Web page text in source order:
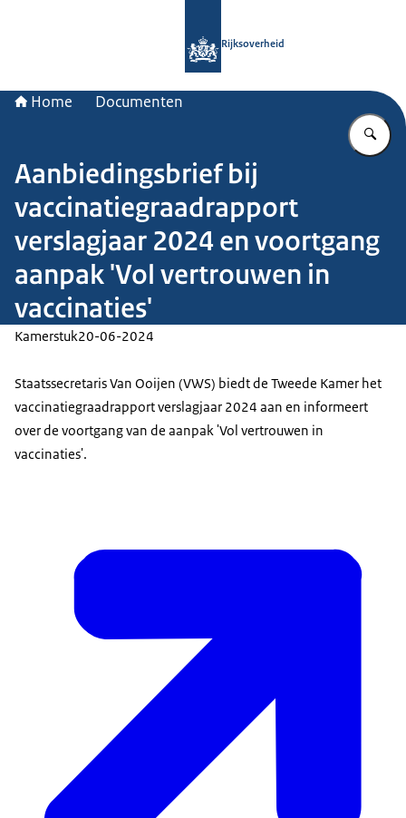
Rijksoverheid
Home Documenten
Aanbiedingsbrief bij
vaccinatiegraadrapport
verslagjaar 2024 en voortgang
aanpak 'Vol vertrouwen in
vaccinaties'
Kamerstuk20-06-2024
Staatssecretaris Van Ooijen (VWS) biedt de Tweede Kamer het
vaccinatiegraadrapport verslagjaar 2024 aan en informeert
over de voortgang van de aanpak 'Vol vertrouwen in
vaccinaties'.